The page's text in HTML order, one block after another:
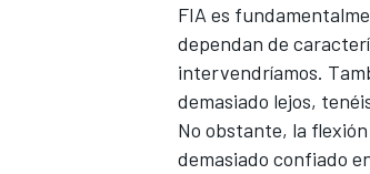
FIA es
dependan de
intervendríamos.
demasiado lejos,
No obstante, la
demasiado confiado